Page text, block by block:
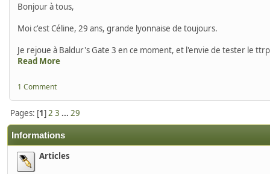
Informations
Articles
Bonjour à tous,
Moi c'est Céline, 29 ans, grande lyonnaise de toujours.
Je rejoue à Baldur's Gate 3 en ce moment, et l'envie de tester le
Read More
1 Comment
Pages: [1]2 3 ... 29